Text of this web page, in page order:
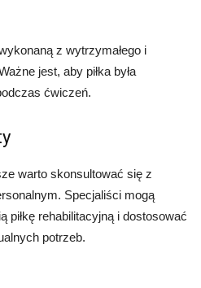
z wytrzymałego i
jest, aby piłka była
ćwiczeń.
warto skonsultować się z
Specjaliści mogą
piłkę rehabilitacyjną i dostosować
potrzeb.